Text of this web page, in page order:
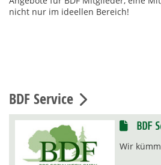
nicht nur im ideellen Bereich!
BDF Service
BDF
Wir